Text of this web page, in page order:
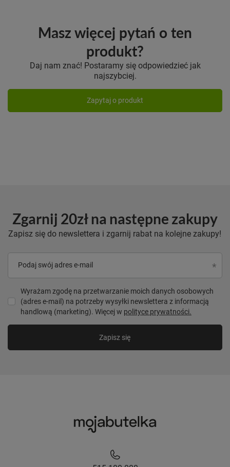
Masz więcej pytań o ten
produkt?
Daj nam znać! Postaramy się odpowiedzieć jak
najszybciej.
Zapytaj o produkt
Zgarnij 20zł na następne zakupy
Zapisz się do newslettera i zgarnij rabat na kolejne zakupy!
Podaj swój adres e-mail
Wyrażam zgodę na przetwarzanie moich danych osobowych
(adres e-mail) na potrzeby wysyłki newslettera z informacją
handlową (marketing). Więcej w polityce prywatności.
Zapisz się